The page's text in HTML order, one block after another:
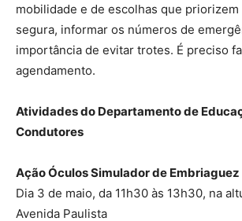
mobilidade e de escolhas que
segura, informar os números de
importância de evitar trotes. É preciso
agendamento.
Atividades do Departamento de
Condutores
Ação Óculos Simulador de Embriaguez
Dia 3 de maio, da 11h30 às 13h30, na
Avenida Paulista